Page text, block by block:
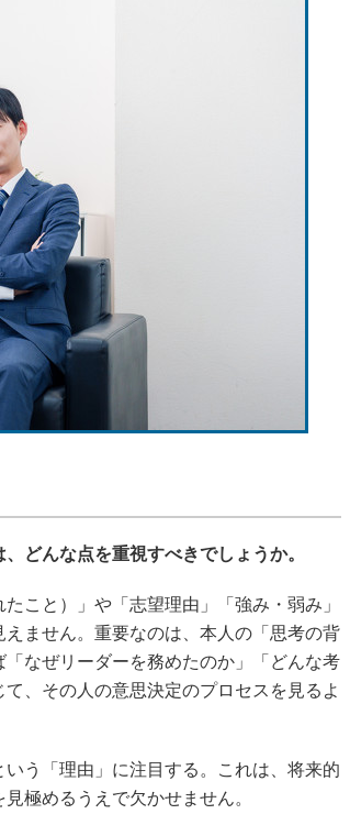
どんな点を重視すべきでしょうか。
こと）」や「志望理由」「強み・弱み」
ません。重要なのは、本人の「思考の背
なぜリーダーを務めたのか」「どんな考
、その人の意思決定のプロセスを見るよ
う「理由」に注目する。これは、将来的
極めるうえで欠かせません。